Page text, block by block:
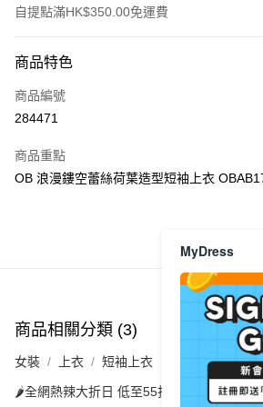
自提點滿HK$350.00免運費
信用卡
Apple Pay
PayMe
每筆HK$40.00，滿HK$350.00或以上免運費
付款後順豐站及營業點
每筆HK$40.00，滿HK$350.00或以上免運費
付款後順豐合作便利店
商品特色
商品編號
284471
商品重點
OB 浪漫鏤空蕾絲荷葉造型短袖上衣
商品推薦
商品相關分類 (3)
女裝 上衣 短袖上衣
🌶️全網熱辣大折日 低至55折🌶️
MyDress